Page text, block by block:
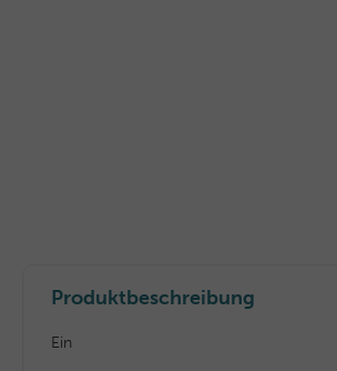
Produktbeschreibung
Ein